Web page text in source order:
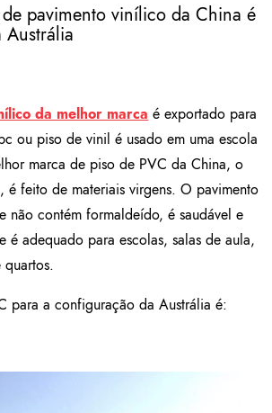
pavimento vinílico da China é
Austrália
da melhor marca é exportado para
ou piso de vinil é usado em uma escola
marca de piso de PVC da China, o
é feito de materiais virgens. O pavimento
não contém formaldeído, é saudável e
é adequado para escolas, salas de aula,
quartos.
para a configuração da Austrália é: